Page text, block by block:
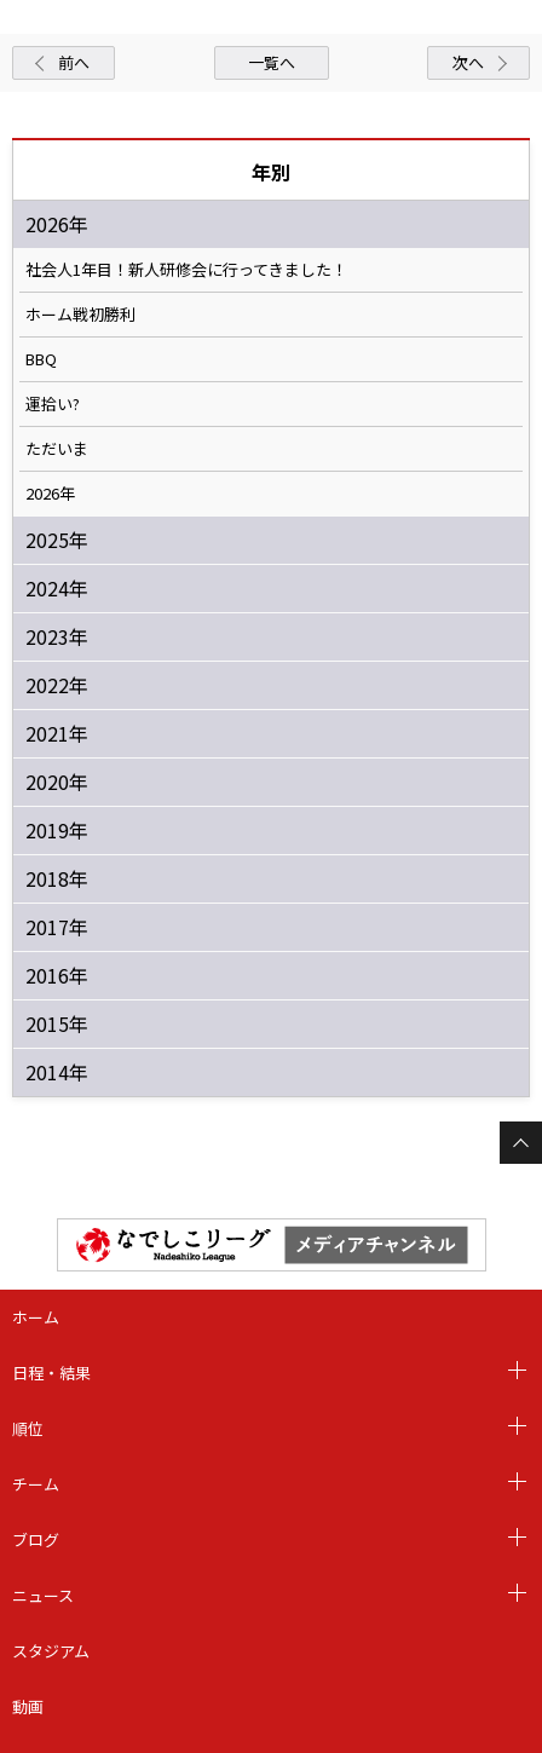
前へ 一覧へ 次へ
年別
2026年
社会人1年目！新人研修会に行ってきました！
ホーム戦初勝利
BBQ
運拾い?
ただいま
2026年
2025年
2024年
2023年
2022年
2021年
2020年
2019年
2018年
2017年
2016年
2015年
2014年
ホーム
日程・結果
順位
チーム
ブログ
ニュース
スタジアム
動画